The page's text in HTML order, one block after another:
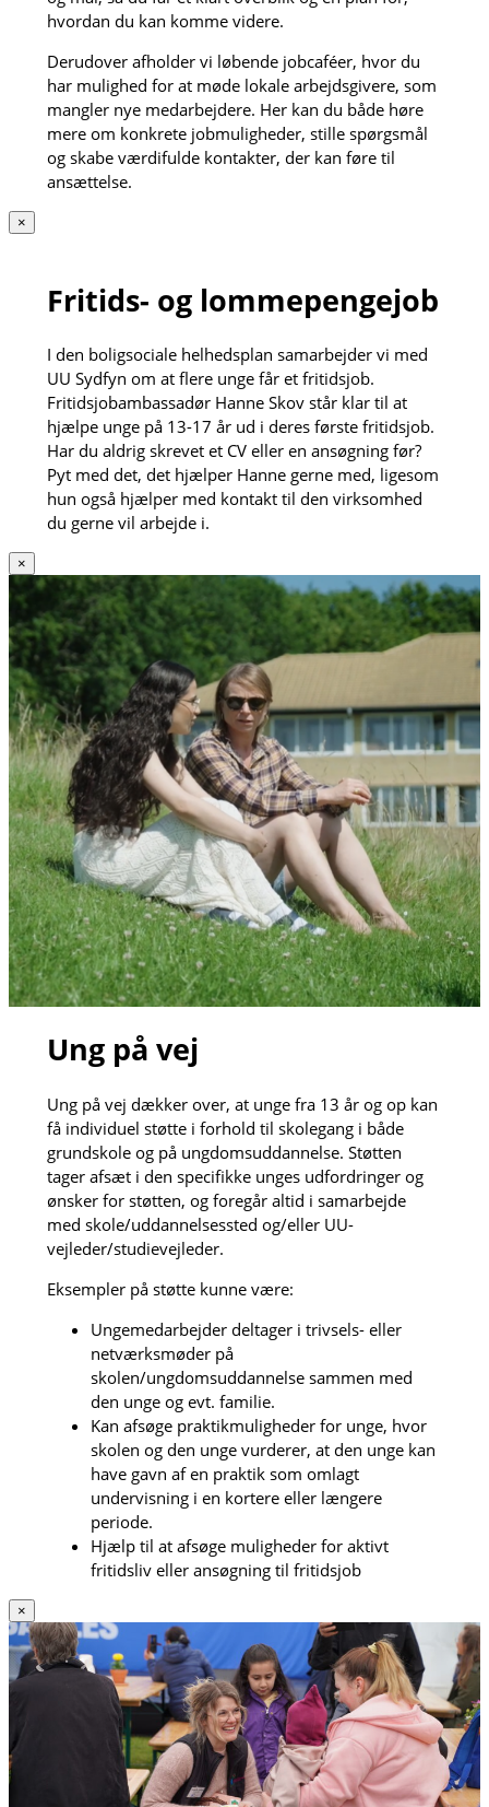
hvordan du kan komme videre.
Derudover afholder vi løbende jobcaféer, hvor du
har mulighed for at møde lokale arbejdsgivere, som
mangler nye medarbejdere. Her kan du både høre
mere om konkrete jobmuligheder, stille spørgsmål
og skabe værdifulde kontakter, der kan føre til
ansættelse.
×
Fritids- og lommepengejob
I den boligsociale helhedsplan samarbejder vi med
UU Sydfyn om at flere unge får et fritidsjob.
Fritidsjobambassadør Hanne Skov står klar til at
hjælpe unge på 13-17 år ud i deres første fritidsjob.
Har du aldrig skrevet et CV eller en ansøgning før?
Pyt med det, det hjælper Hanne gerne med, ligesom
hun også hjælper med kontakt til den virksomhed
du gerne vil arbejde i.
×
Ung på vej
Ung på vej dækker over, at unge fra 13 år og op kan
få individuel støtte i forhold til skolegang i både
grundskole og på ungdomsuddannelse. Støtten
tager afsæt i den specifikke unges udfordringer og
ønsker for støtten, og foregår altid i samarbejde
med skole/uddannelsessted og/eller UU-
vejleder/studievejleder.
Eksempler på støtte kunne være:
Ungemedarbejder deltager i trivsels- eller
netværksmøder på
skolen/ungdomsuddannelse sammen med
den unge og evt. familie.
Kan afsøge praktikmuligheder for unge, hvor
skolen og den unge vurderer, at den unge kan
have gavn af en praktik som omlagt
undervisning i en kortere eller længere
periode.
Hjælp til at afsøge muligheder for aktivt
fritidsliv eller ansøgning til fritidsjob
×